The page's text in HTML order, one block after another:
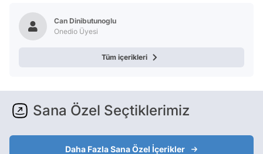
Can Dinibutunoglu
Onedio Üyesi
Tüm içerikleri
Sana Özel Seçtiklerimiz
Daha Fazla Sana Özel İçerikler